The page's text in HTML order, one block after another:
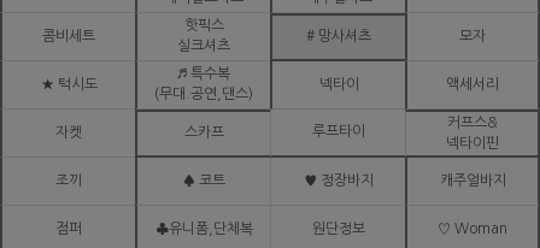
콤비세트
핫픽스
실크셔츠
# 망사셔츠 모자
★ 턱시도
♬ 특수복
(무대.공연,댄스)
넥타이 액세서리
자켓 스카프 루프타이
커프스&
넥타이핀
조끼 ♠ 코트 ♥ 정장바지 캐주얼바지
점퍼 ♣유니폼,단체복 원단정보 ♡ Woman